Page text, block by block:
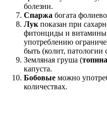
болезни.
Спаржа богата
Лук показан при
фитонциды и
употреблению
быть (колит, патологии
Земляная груша (
капуста.
Бобовые можно
количествах.